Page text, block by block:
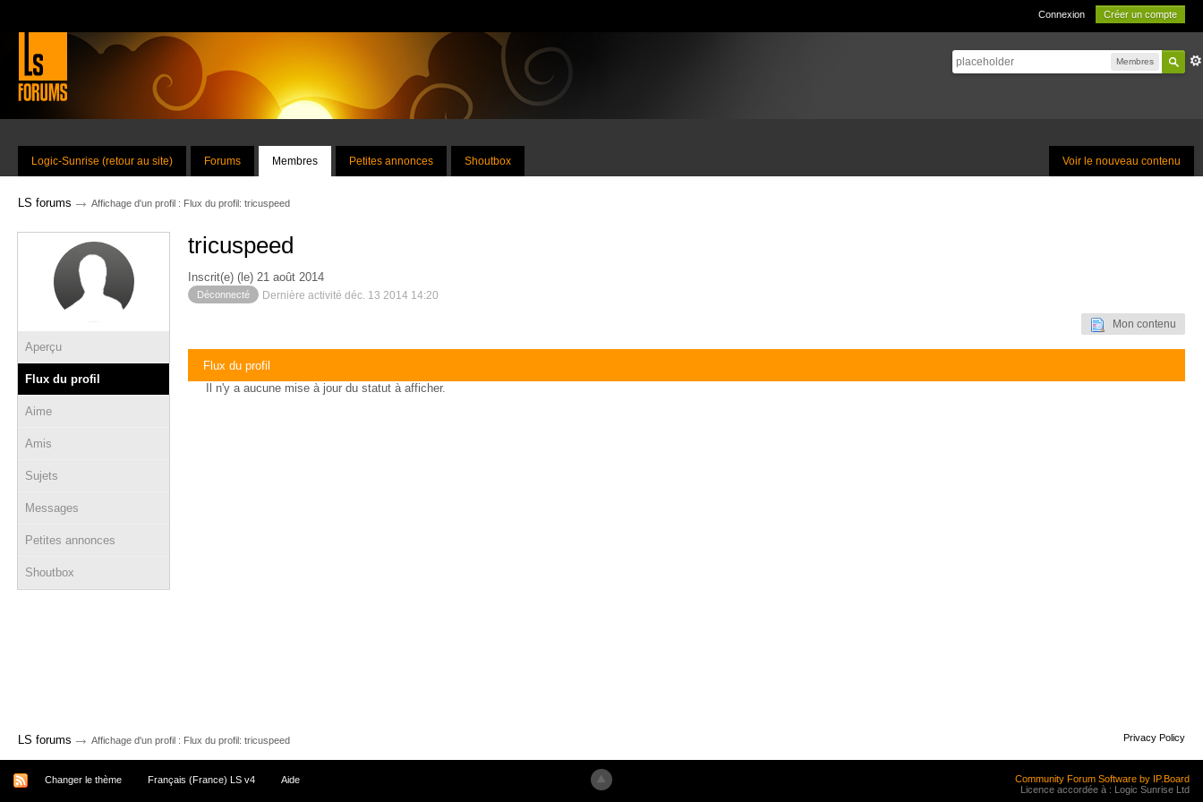
Connexion Créer un compte
Membres
Voir le nouveau contenu
Logic-Sunrise (retour au site) Forums Membres Petites annonces Shoutbox
LS forums → Affichage d'un profil : Flux du profil: tricuspeed
Aperçu
Flux du profil
Aime
Amis
Sujets
Messages
Petites annonces
Shoutbox
tricuspeed
Inscrit(e) (le) 21 août 2014
Déconnecté Dernière activité déc. 13 2014 14:20
Mon contenu
Flux du profil
Il n'y a aucune mise à jour du statut à afficher.
LS forums → Affichage d'un profil : Flux du profil: tricuspeed Privacy Policy
Changer le thème Français (France) LS v4 Aide
Community Forum Software by IP.Board
Licence accordée à : Logic Sunrise Ltd